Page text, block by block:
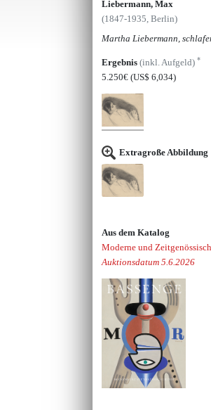
Liebermann, Max
(1847-1935, Berlin)
Martha Liebermann,
Ergebnis(inkl. Aufgeld)*
5.250€(US$ 6,034)
Extragroße Abbildung
Aus dem Katalog
Moderne und
Auktionsdatum 5.6.2026